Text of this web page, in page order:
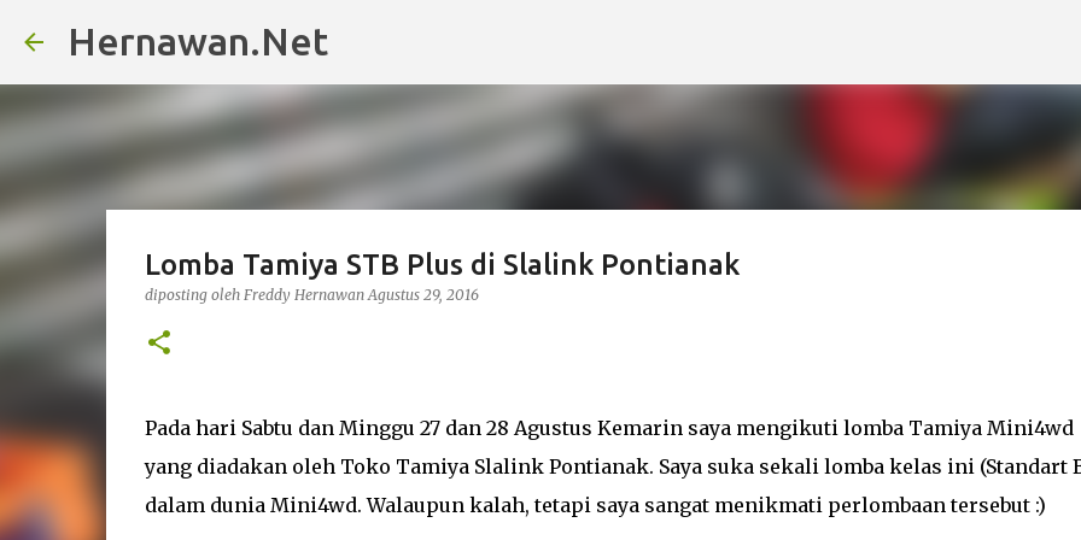
Hernawan.Net
Lomba Tamiya STB Plus di Slalink Pontianak
diposting oleh Freddy Hernawan Agustus 29, 2016
Pada hari Sabtu dan Minggu 27 dan 28 Agustus Kemarin saya mengikuti lomba Tamiya Mini4wd
yang diadakan oleh Toko Tamiya Slalink Pontianak. Saya suka sekali lomba kelas ini (Standart
dalam dunia Mini4wd. Walaupun kalah, tetapi saya sangat menikmati perlombaan tersebut :)